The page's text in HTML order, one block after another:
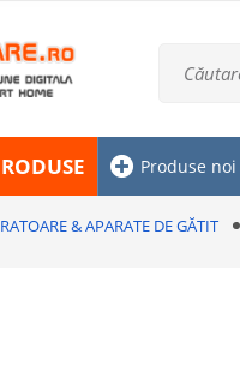
Produse noi
& APARATE DE GĂTIT